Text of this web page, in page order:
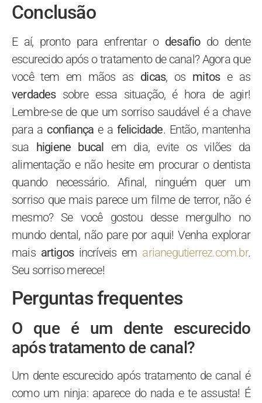
Conclusão
E aí, pronto para enfrentar o desafiodo dente
escurecido após o tratamento de canal? Agora que
você tem em mãos as dicas, os mitose as
verdadessobre essa situação, é hora de agir!
Lembre-se de que um sorriso saudável é a chave
para a confiança e a felicidade. Então, mantenha
sua higiene bucal em dia, evite os vilões da
alimentação e não hesite em procurar o dentista
quando necessário. Afinal, ninguém quer um
sorriso que mais parece um filme de terror, não é
mesmo? Se você gostou desse mergulho no
mundo dental, não pare por aqui! Venha explorar
mais artigosincríveis em arianegutierrez.com.br.
Seu sorriso merece!
Perguntas frequentes
O que é um dente escurecido
após tratamento de canal?
Um dente escurecido após tratamento de canal é
como um ninja: aparece do nada e te assusta! É